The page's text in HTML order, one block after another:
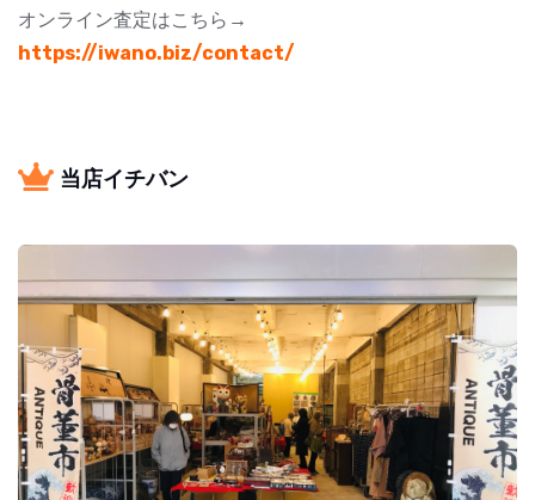
オンライン査定はこちら→
https://iwano.biz/contact/
当店イチバン